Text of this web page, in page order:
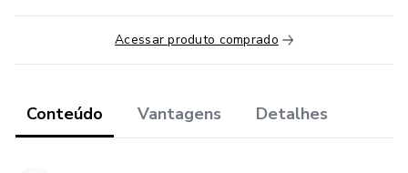
Acessar produto comprado
Conteúdo Vantagens Detalhes